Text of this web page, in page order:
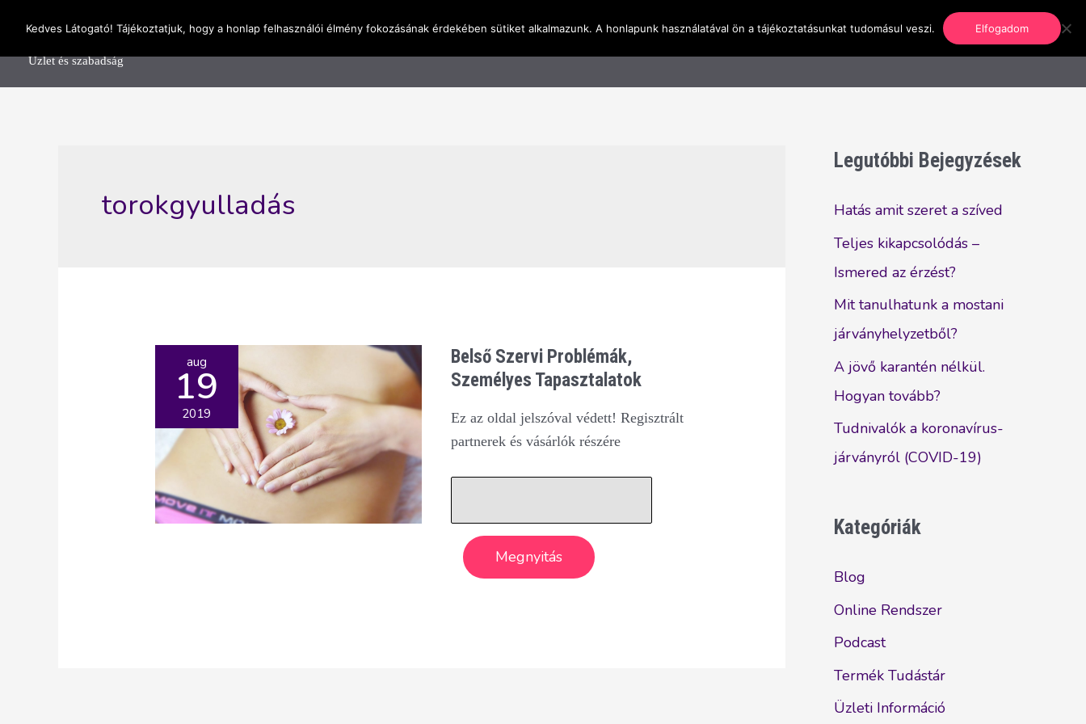
content
OnlineSeedsMan
Üzlet és szabadság
Kapcsolat
torokgyulladás
aug
19
2019
Belső Szervi Problémák,
Személyes Tapasztalatok
Ez az oldal jelszóval védett! Regisztrált
partnerek és vásárlók részére
Legutóbbi Bejegyzések
Hatás amit szeret a szíved
Teljes kikapcsolódás –
Ismered az érzést?
Mit tanulhatunk a mostani
járványhelyzetből?
A jövő karantén nélkül.
Hogyan tovább?
Tudnivalók a koronavírus-
járványról (COVID-19)
Kategóriák
Blog
Online Rendszer
Podcast
Termék Tudástár
Üzleti Információ
Kedves Látogató! Tájékoztatjuk, hogy a honlap felhasználói élmény fokozásának érdekében sütiket alkalmazunk. A honlapunk használatával ön a tájékoztatásunkat tudomásul veszi. Elfogadom